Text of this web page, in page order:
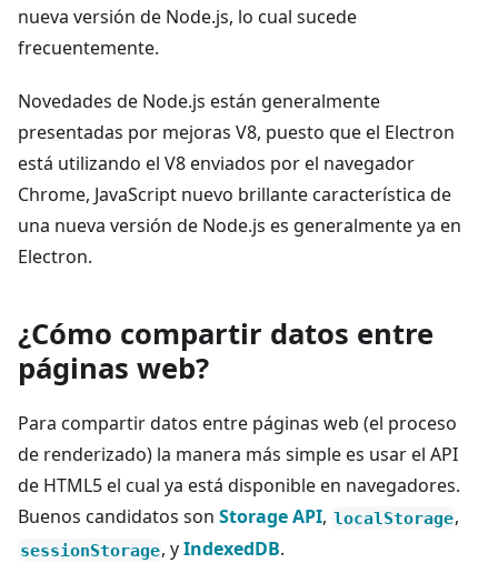
nueva versión de Node.js, lo cual sucede
frecuentemente.
Novedades de Node.js están generalmente
presentadas por mejoras V8, puesto que el Electron
está utilizando el V8 enviados por el navegador
Chrome, JavaScript nuevo brillante característica de
una nueva versión de Node.js es generalmente ya en
Electron.
¿Cómo compartir datos entre
páginas web?
Para compartir datos entre páginas web (el proceso
de renderizado) la manera más simple es usar el API
de HTML5 el cual ya está disponible en navegadores.
Buenos candidatos son Storage API, localStorage,
sessionStorage, yIndexedDB.